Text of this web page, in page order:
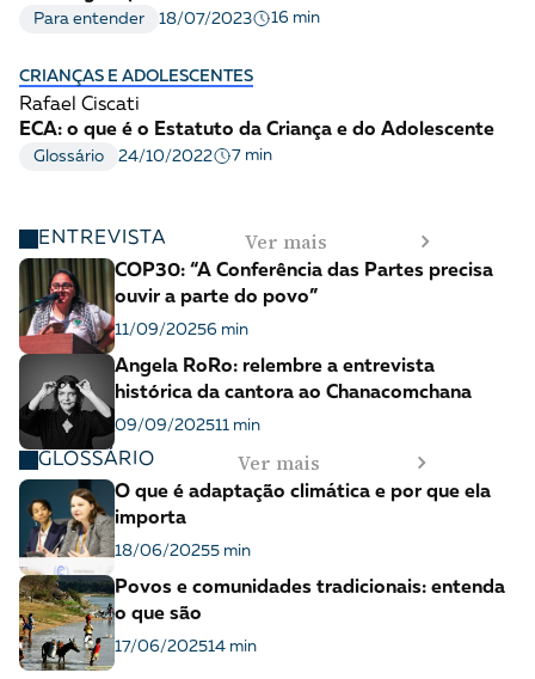
Para entender 18/07/2023 16 min
CRIANÇAS E ADOLESCENTES
Rafael Ciscati
ECA: o que é o Estatuto da Criança e do Adolescente
Glossário 24/10/2022 7 min
ENTREVISTA Ver mais
COP30: “A Conferência das Partes precisa
ouvir a parte do povo”
11/09/20256 min
Angela RoRo: relembre a entrevista
histórica da cantora ao Chanacomchana
09/09/202511 min
GLOSSÁRIO Ver mais
O que é adaptação climática e por que ela
importa
18/06/20255 min
Povos e comunidades tradicionais: entenda
o que são
17/06/202514 min